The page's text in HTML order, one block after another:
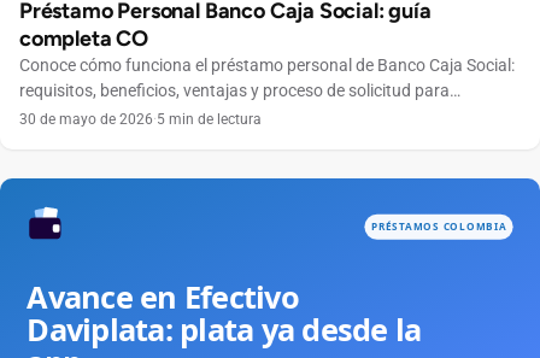
Préstamo Personal Banco Caja Social: guía
completa CO
Conoce cómo funciona el préstamo personal de Banco Caja Social:
requisitos, beneficios, ventajas y proceso de solicitud para
colombianos.
30 de mayo de 2026·5 min de lectura